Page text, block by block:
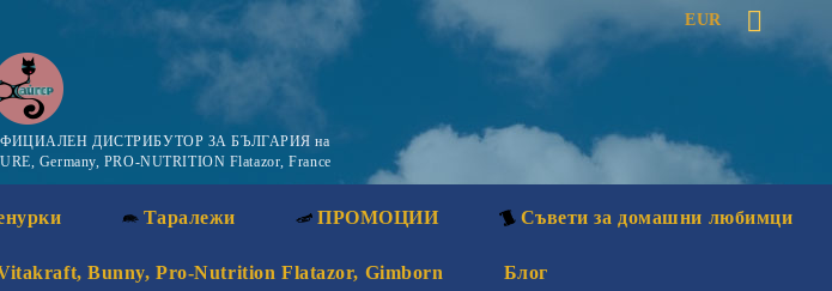
EUR
ОФИЦИАЛЕН ДИСТРИБУТОР ЗА БЪЛГАРИЯ на
Germany, PRO-NUTRITION Flatazor, France
Таралежи ПРОМОЦИИ Съвети за домашни любимци
Bunny, Pro-Nutrition Flatazor, Gimborn Блог